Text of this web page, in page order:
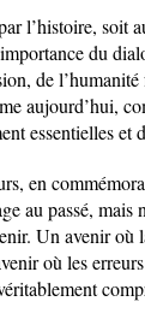
l’histoire, soit
du
de
aujourd’hui,
essentielles et
en
au passé, mais
Un avenir où
où les